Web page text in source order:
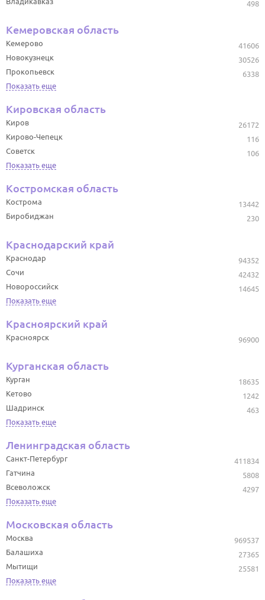
498
Кемеровская область
41606
Кемерово
30526
Новокузнецк
6338
Прокопьевск
Показать еще
Кировская область
26172
Киров
116
Кирово-Чепецк
106
Советск
Показать еще
Костромская область
13442
Кострома
230
Биробиджан
Краснодарский край
94352
Краснодар
42432
Сочи
14645
Новороссийск
Показать еще
Красноярский край
96900
Красноярск
Курганская область
18635
Курган
1242
Кетово
463
Шадринск
Показать еще
Ленинградская область
411834
Санкт-Петербург
5808
Гатчина
4297
Всеволожск
Показать еще
Московская область
969537
Москва
27365
Балашиха
25581
Мытищи
Показать еще